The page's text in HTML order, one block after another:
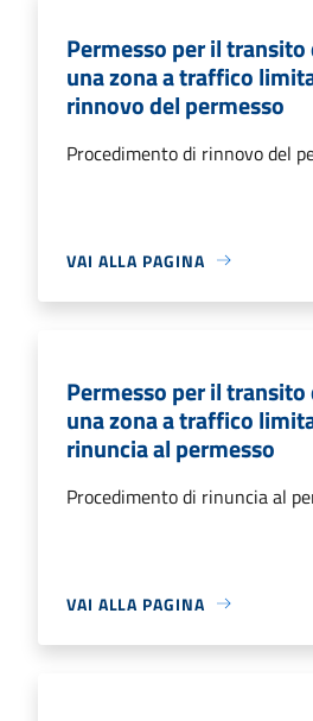
Permesso per il transito
una zona a traffico
rinnovo del permesso
Procedimento di rinnovo del
VAI ALLA PAGINA
Permesso per il transito
una zona a traffico
rinuncia al permesso
Procedimento di rinuncia al
VAI ALLA PAGINA